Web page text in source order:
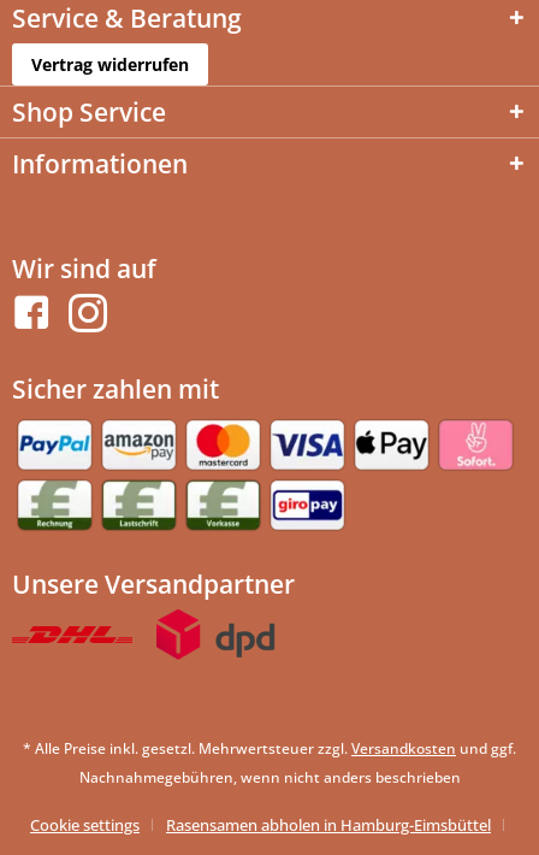
Service & Beratung
Vertrag widerrufen
Shop Service
Informationen
Wir sind auf
Sicher zahlen mit
Unsere Versandpartner
* Alle Preise inkl. gesetzl. Mehrwertsteuer zzgl.Versandkosten und ggf.
Nachnahmegebühren, wenn nicht anders beschrieben
Cookie settings Rasensamen abholen in Hamburg-Eimsbüttel